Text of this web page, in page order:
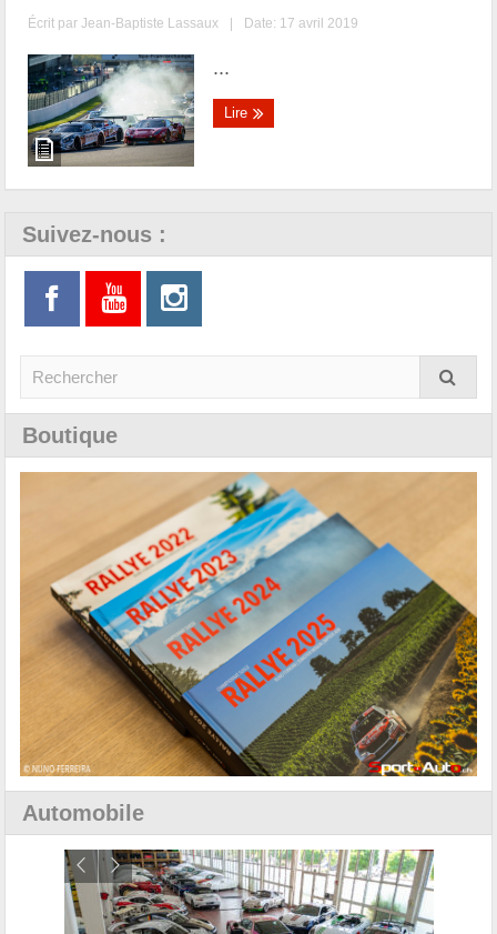
Écrit parJean-Baptiste Lassaux | Date: 17 avril 2019
...
Lire
Suivez-nous :
Boutique
Automobile